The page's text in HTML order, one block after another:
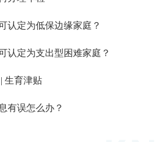
认定为低保边缘家庭？
认定为支出型困难家庭？
生育津贴
有误怎么办？